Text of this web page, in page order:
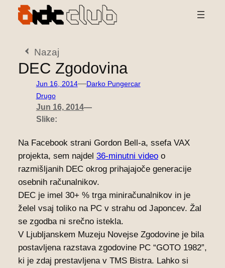
Preskoči
Nazaj
DEC Zgodovina
Jun 16, 2014—Darko Pungercar
Drugo
Jun 16, 2014—
Slike:
Na Facebook strani Gordon Bell-a, ssefa VAX
projekta, sem najdel 36-minutni videoo
razmišljanih DEC okrog prihajajoče generacije
osebnih računalnikov.
DEC je imel 30+ % trga miniračunalnikov in je
želel vsaj toliko na PC v strahu od Japoncev. Žal
se zgodba ni srečno istekla.
V Ljubljanskem Muzeju Novejse Zgodovine je bila
postavljena razstava zgodovine PC “GOTO 1982”,
ki je zdaj prestavljena v TMS Bistra. Lahko si